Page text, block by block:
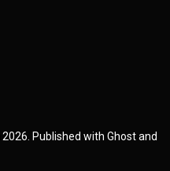
2026. Published with Ghostand